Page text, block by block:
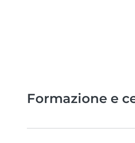
Formazione e